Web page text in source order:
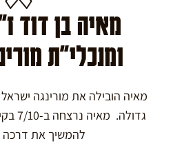
מאיה בן דוד
ומנכלי"ת
מאיה הובילה את מורינגה
להמשיך את דרכה